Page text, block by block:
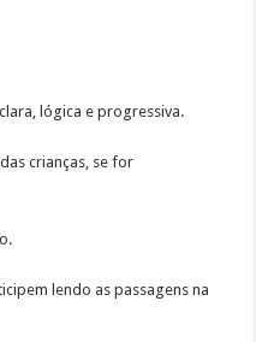
lógica e progressiva.
crianças, se for
lendo as passagens na